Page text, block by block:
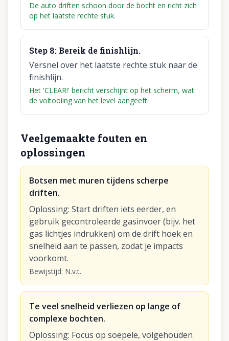
De auto driften schoon door de bocht en richt zich
op het laatste rechte stuk.
Step 8: Bereik de finishlijn.
Versnel over het laatste rechte stuk naar de
finishlijn.
Het 'CLEAR!' bericht verschijnt op het scherm, wat
de voltooiing van het level aangeeft.
Veelgemaakte fouten en
oplossingen
Botsen met muren tijdens scherpe
driften.
Oplossing: Start driften iets eerder, en
gebruik gecontroleerde gasinvoer (bijv. het
gas lichtjes indrukken) om de drift hoek en
snelheid aan te passen, zodat je impacts
voorkomt.
Bewijstijd: N.v.t.
Te veel snelheid verliezen op lange of
complexe bochten.
Oplossing: Focus op soepele, volgehouden